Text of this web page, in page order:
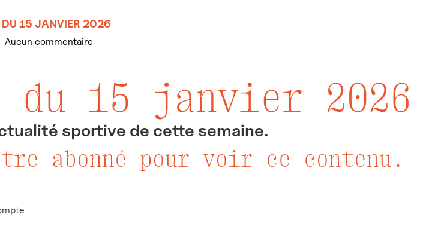
DU 15 JANVIER 2026
Aucun commentaire
du 15 janvier 2026
sportive de cette semaine.
abonné pour voir ce contenu.